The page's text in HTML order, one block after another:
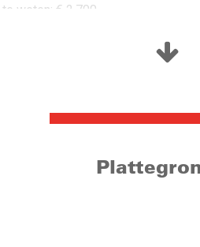
weten: € 2.700,-.
treft u een bijzondere
maakt onderdeel uit van een
“Westermarkt” &